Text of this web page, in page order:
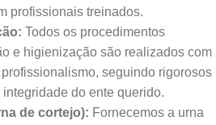
profissionais treinados.
Todos os procedimentos
e higienização são realizados com
profissionalismo, seguindo rigorosos
do ente querido.
de cortejo): Fornecemos a urna